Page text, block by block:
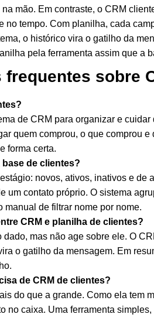
mão. Em contraste, o CRM
no tempo. Com planilha, cada
o histórico vira o gatilho da
pela ferramenta assim que a
frequentes sobre
de CRM para organizar e
quem comprou, o que comprou
forma certa.
de clientes?
novos, ativos, inativos e de
um contato próprio. O sistema
manual de filtrar nome por nome.
CRM e planilha de clientes?
mas não age sobre ele. O
o gatilho da mensagem. Em
de CRM de clientes?
do que a grande. Como ela tem
no caixa. Uma ferramenta